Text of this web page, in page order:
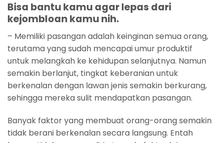
Bisa bantu kamu agar lepas dari
kejombloan kamu nih.
– Memiliki pasangan adalah keinginan semua orang,
terutama yang sudah mencapai umur produktif
untuk melangkah ke kehidupan selanjutnya. Namun
semakin berlanjut, tingkat keberanian untuk
berkenalan dengan lawan jenis semakin berkurang,
sehingga mereka sulit mendapatkan pasangan.
Banyak faktor yang membuat orang-orang semakin
tidak berani berkenalan secara langsung. Entah